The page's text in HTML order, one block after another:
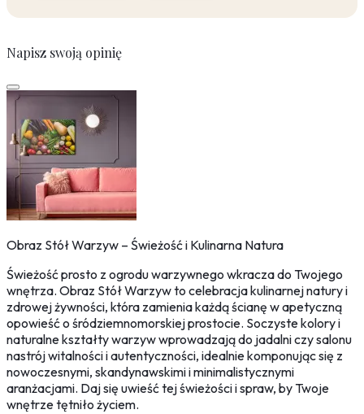
Napisz swoją opinię
Obraz Stół Warzyw – Świeżość i Kulinarna Natura
Świeżość prosto z ogrodu warzywnego wkracza do Twojego
wnętrza. Obraz Stół Warzyw to celebracja kulinarnej natury i
zdrowej żywności, która zamienia każdą ścianę w apetyczną
opowieść o śródziemnomorskiej prostocie. Soczyste kolory i
naturalne kształty warzyw wprowadzają do jadalni czy salonu
nastrój witalności i autentyczności, idealnie komponując się z
nowoczesnymi, skandynawskimi i minimalistycznymi
aranżacjami. Daj się uwieść tej świeżości i spraw, by Twoje
wnętrze tętniło życiem.